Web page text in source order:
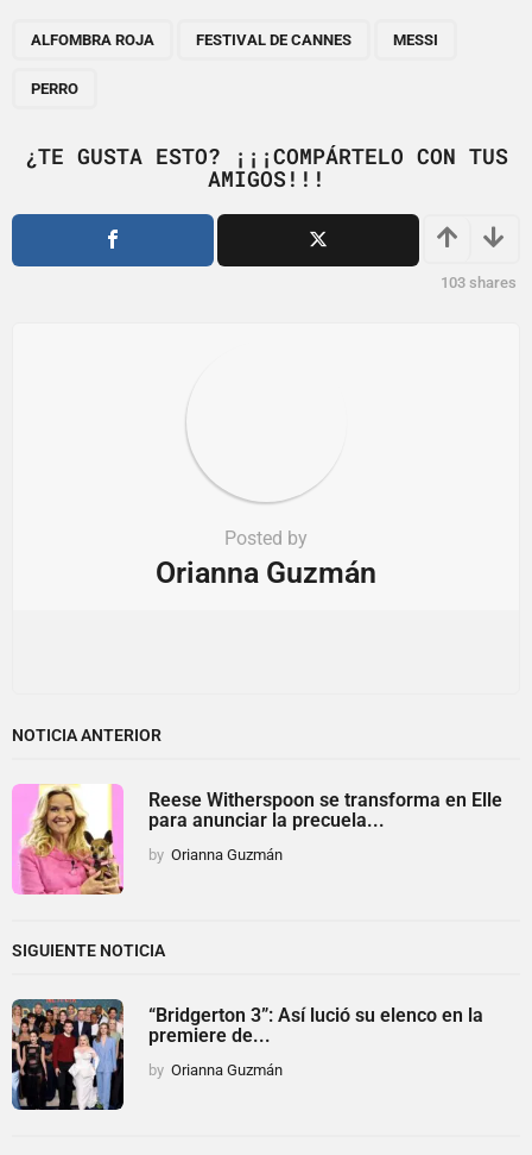
i
o
ALFOMBRA ROJA FESTIVAL DE CANNES MESSI
PERRO
¿TE GUSTA ESTO? ¡¡¡COMPÁRTELO CON TUS
AMIGOS!!!
103 shares
Posted by
Orianna Guzmán
NOTICIA ANTERIOR
Reese Witherspoon se transforma en Elle
para anunciar la precuela...
by Orianna Guzmán
SIGUIENTE NOTICIA
“Bridgerton 3”: Así lució su elenco en la
premiere de...
by Orianna Guzmán